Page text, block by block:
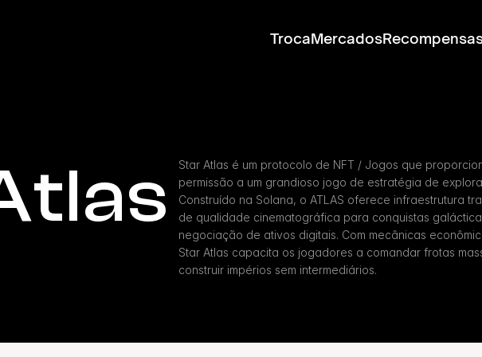
TrocaMercados
Star Atlas é um protocolo de NFT / Jogos que
permissão a um grandioso jogo de estratégia de
Construído na Solana, o ATLAS oferece infraestrutura
de qualidade cinematográfica para conquistas
negociação de ativos digitais. Com mecânicas
Star Atlas capacita os jogadores a comandar frotas
construir impérios sem intermediários.